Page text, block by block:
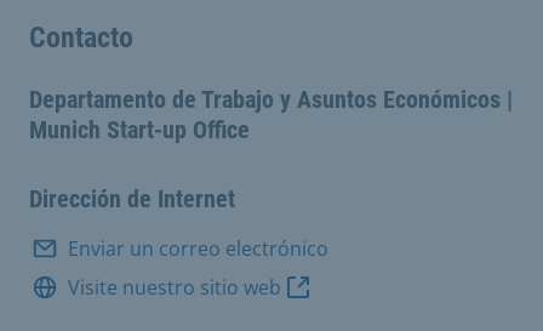
Contacto
Departamento de Trabajo y Asuntos Económicos |
Munich Start-up Office
Dirección de Internet
Enviar un correo electrónico
Visite nuestro sitio web